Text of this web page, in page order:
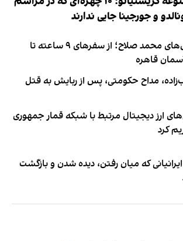
و جورجینا جایی ندارند
روایت فداکاری‌های محمد صلاح؛ از سفرهای ۹ ساعته تا
قاهره
مداح حکومتی، پس از ربایش به قتل
ارز دیجیتال مرتبط با شبکه قمار جمهوری
کرد
که میان رفتن، دیده شدن و بازگشت